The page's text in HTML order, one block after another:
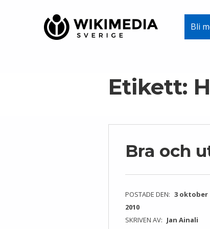
Bli
Etikett:
Bra och
POSTADE DEN: 3 oktober
2010
SKRIVEN AV: Jan Ainali